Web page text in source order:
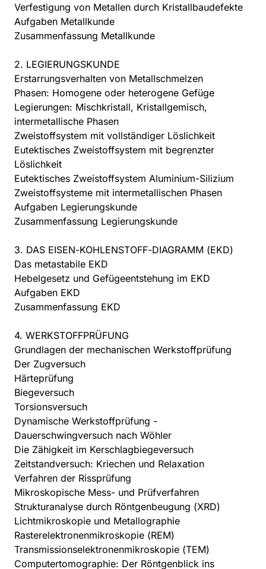
Verfestigung von Metallen durch Kristallbaudefekte
Aufgaben Metallkunde
Zusammenfassung Metallkunde
2. LEGIERUNGSKUNDE
Erstarrungsverhalten von Metallschmelzen
Phasen: Homogene oder heterogene Gefüge
Legierungen: Mischkristall, Kristallgemisch,
intermetallische Phasen
Zweistoffsystem mit vollständiger Löslichkeit
Eutektisches Zweistoffsystem mit begrenzter
Löslichkeit
Eutektisches Zweistoffsystem Aluminium-Silizium
Zweistoffsysteme mit intermetallischen Phasen
Aufgaben Legierungskunde
Zusammenfassung Legierungskunde
3. DAS EISEN-KOHLENSTOFF-DIAGRAMM (EKD)
Das metastabile EKD
Hebelgesetz und Gefügeentstehung im EKD
Aufgaben EKD
Zusammenfassung EKD
4. WERKSTOFFPRÜFUNG
Grundlagen der mechanischen Werkstoffprüfung
Der Zugversuch
Härteprüfung
Biegeversuch
Torsionsversuch
Dynamische Werkstoffprüfung -
Dauerschwingversuch nach Wöhler
Die Zähigkeit im Kerschlagbiegeversuch
Zeitstandversuch: Kriechen und Relaxation
Verfahren der Rissprüfung
Mikroskopische Mess- und Prüfverfahren
Strukturanalyse durch Röntgenbeugung (XRD)
Lichtmikroskopie und Metallographie
Rasterelektronenmikroskopie (REM)
Transmissionselektronenmikroskopie (TEM)
Computertomographie: Der Röntgenblick ins